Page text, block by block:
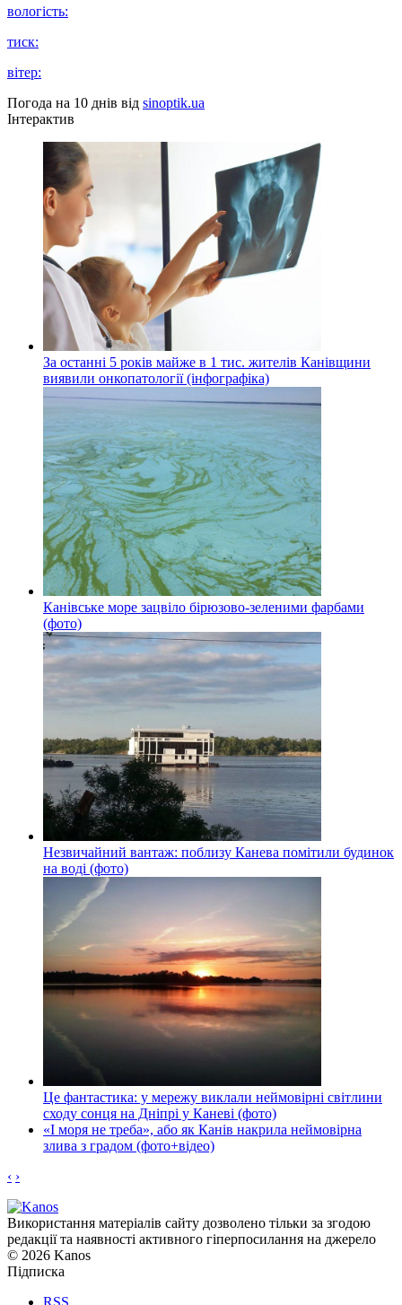
вологість:
тиск:
вітер:
Погода на 10 днів від sinoptik.ua
Інтерактив
За останні 5 років майже в 1 тис. жителів Канівщини
виявили онкопатології (інфографіка)
Канівське море зацвіло бірюзово-зеленими фарбами
(фото)
Незвичайний вантаж: поблизу Канева помітили будинок
на воді (фото)
Це фантастика: у мережу виклали неймовірні світлини
сходу сонця на Дніпрі у Каневі (фото)
«І моря не треба», або як Канів накрила неймовірна
злива з градом (фото+відео)
‹ ›
Використання матеріалів сайту дозволено тільки за згодою
редакції та наявності активного гіперпосилання на джерело
© 2026 Kanos
Підписка